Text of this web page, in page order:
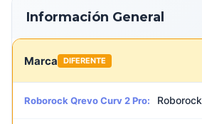
Información General
Marca DIFERENTE
Roborock Qrevo Curv 2 Pro: Roborock